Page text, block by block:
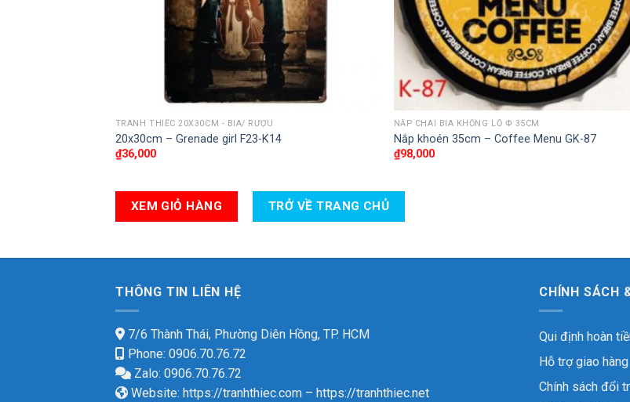
TRANH THIẾC 20X30CM - BIA/ RƯỢU
20x30cm – Grenade girl F23-K14
₫36,000
NẮP CHAI BIA KHỔNG LỒ Փ 35CM
Nắp khoén 35cm – Coffee Menu GK-87
₫98,000
XEM GIỎ HÀNG TRỞ VỀ TRANG CHỦ
THÔNG TIN LIÊN HỆ
7/6 Thành Thái, Phường Diên Hồng, TP. HCM
Phone: 0906.70.76.72
Zalo: 0906.70.76.72
Website: https://tranhthiec.com – https://tranhthiec.net
CHÍNH SÁCH
Qui định hoàn
Hỗ trợ giao hàng
Chính sách đổi